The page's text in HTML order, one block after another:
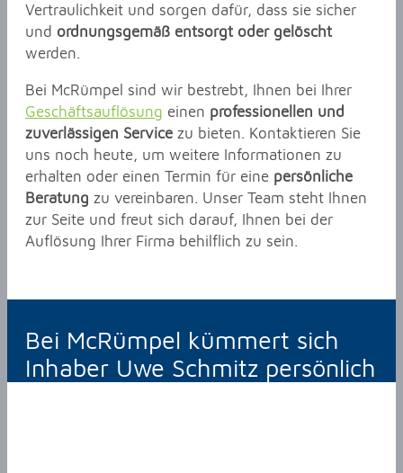
Vertraulichkeit und sorgen dafür, dass sie sicher
und ordnungsgemäß entsorgt oder gelöscht
werden.
Bei McRümpel sind wir bestrebt, Ihnen bei Ihrer
Geschäftsauflösung einen professionellen und
zuverlässigen Service zu bieten. Kontaktieren Sie
uns noch heute, um weitere Informationen zu
erhalten oder einen Termin für eine persönliche
Beratung zu vereinbaren. Unser Team steht Ihnen
zur Seite und freut sich darauf, Ihnen bei der
Auflösung Ihrer Firma behilflich zu sein.
Bei McRümpel kümmert sich
Inhaber Uwe Schmitz persönlich